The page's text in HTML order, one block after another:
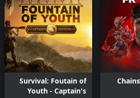
Survival: Foutain of
Youth - Captain's